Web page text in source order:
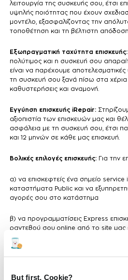
But first, Cookie?
λειτουργία της συσκευής σου, έτσι
υψηλής ποιότητας που έχουν
μοντέλο, εξασφαλίζοντας την
τοποθέτηση και τη βέλτιστη
Εξωπραγματική ταχύτητα επισκευής:
πολύτιμος και η συσκευή σου
είναι να παρέχουμε
τη συσκευή σου ξανά πίσω στα χέρια
καθυστερήσεις και αναμονή.
Εγγύηση επισκευής iRepair:
αξιοπιστία των επισκευών μας και
ασφάλεια με τη συσκευή σου, έτσι
και 12 μηνών σε κάθε μας επισκευή.
Βολικές επιλογές επισκευής:Για την
α) να επισκεφτείς ένα σημείο
καταστήματα Public και να
αγορές σου στο κατάστημα
β) να προγραμματίσεις Express
ραντεβού σου online από το site μας
κατάστημα, τη μέρα και την ώρα που
εξυπηρετηθείς με προτεραιότητα